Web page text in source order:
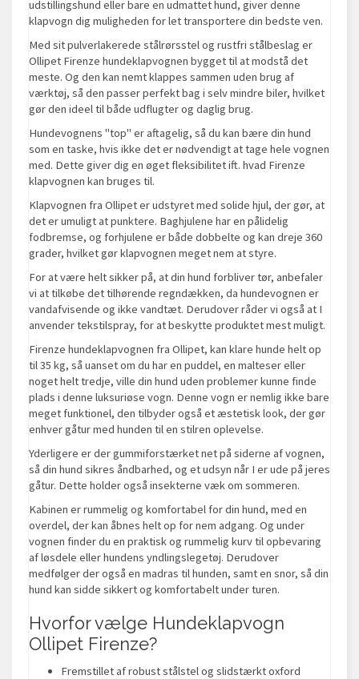
udstillingshund eller bare en udmattet hund, giver denne
klapvogn dig muligheden for let transportere din bedste ven.
Med sit pulverlakerede stålrørsstel og rustfri stålbeslag er
Ollipet Firenze hundeklapvognen bygget til at modstå det
meste. Og den kan nemt klappes sammen uden brug af
værktøj, så den passer perfekt bag i selv mindre biler, hvilket
gør den ideel til både udflugter og daglig brug.
Hundevognens "top" er aftagelig, så du kan bære din hund
som en taske, hvis ikke det er nødvendigt at tage hele vognen
med. Dette giver dig en øget fleksibilitet ift. hvad Firenze
klapvognen kan bruges til.
Klapvognen fra Ollipet er udstyret med solide hjul, der gør, at
det er umuligt at punktere. Baghjulene har en pålidelig
fodbremse, og forhjulene er både dobbelte og kan dreje 360
grader, hvilket gør klapvognen meget nem at styre.
For at være helt sikker på, at din hund forbliver tør, anbefaler
vi at tilkøbe det tilhørende regndækken, da hundevognen er
vandafvisende og ikke vandtæt. Derudover råder vi også at I
anvender tekstilspray, for at beskytte produktet mest muligt.
Firenze hundeklapvognen fra Ollipet, kan klare hunde helt op
til 35 kg, så uanset om du har en puddel, en malteser eller
noget helt tredje, ville din hund uden problemer kunne finde
plads i denne luksuriøse vogn. Denne vogn er nemlig ikke bare
meget funktionel, den tilbyder også et æstetisk look, der gør
enhver gåtur med hunden til en stilren oplevelse.
Yderligere er der gummiforstærket net på siderne af vognen,
så din hund sikres åndbarhed, og et udsyn når I er ude på jeres
gåtur. Dette holder også insekterne væk om sommeren.
Kabinen er rummelig og komfortabel for din hund, med en
overdel, der kan åbnes helt op for nem adgang. Og under
vognen finder du en praktisk og rummelig kurv til opbevaring
af løsdele eller hundens yndlingslegetøj. Derudover
medfølger der også en madras til hunden, samt en snor, så din
hund kan sidde sikkert og komfortabelt under turen.
Hvorfor vælge Hundeklapvogn
Ollipet Firenze?
Fremstillet af robust stålstel og slidstærkt oxford